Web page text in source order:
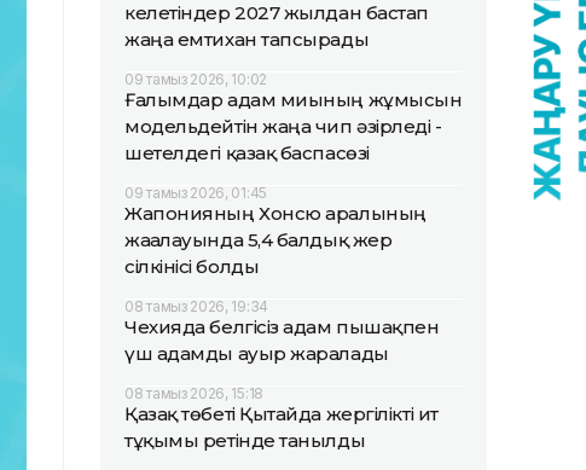
келетіндер 2027 жылдан бастап
жаңа емтихан тапсырады
09 тамыз 2026, 10:02
Ғалымдар адам миының жұмысын
модельдейтін жаңа чип әзірледі -
шетелдегі қазақ баспасөзі
09 тамыз 2026, 01:45
Жапонияның Хонсю аралының
жағалауында 5,4 балдық жер
сілкінісі болды
08 тамыз 2026, 19:34
Чехияда белгісіз адам пышақпен
үш адамды ауыр жаралады
08 тамыз 2026, 15:18
Қазақ төбеті Қытайда жергілікті ит
тұқымы ретінде танылды